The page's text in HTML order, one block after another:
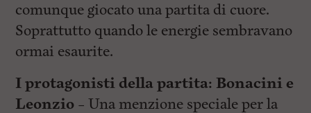
comunque giocato una partita di cuore.
Soprattutto quando le energie sembravano
ormai esaurite.
I protagonisti della partita: Bonacini e
Leonzio –Una menzione speciale per la